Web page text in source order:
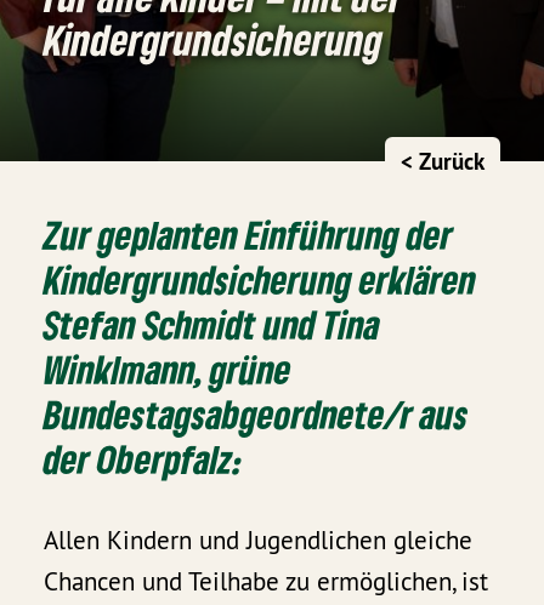
Kindergrundsicherung
< Zurück
Zur geplanten Einführung der
Kindergrundsicherung erklären
Stefan Schmidt und Tina
Winklmann, grüne
Bundestagsabgeordnete/r aus
der Oberpfalz:
Allen Kindern und Jugendlichen gleiche
Chancen und Teilhabe zu ermöglichen, ist